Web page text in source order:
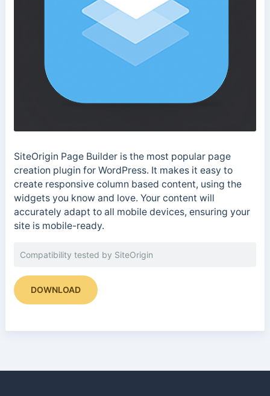
SiteOrigin Page Builder is the most popular page
creation plugin for WordPress. It makes it easy to
create responsive column based content, using the
widgets you know and love. Your content will
accurately adapt to all mobile devices, ensuring your
site is mobile-ready.
Compatibility tested by SiteOrigin
DOWNLOAD